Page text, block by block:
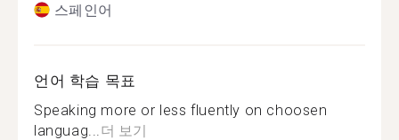
스페인어
언어 학습 목표
Speaking more or less fluently on choosen
languag... 더 보기